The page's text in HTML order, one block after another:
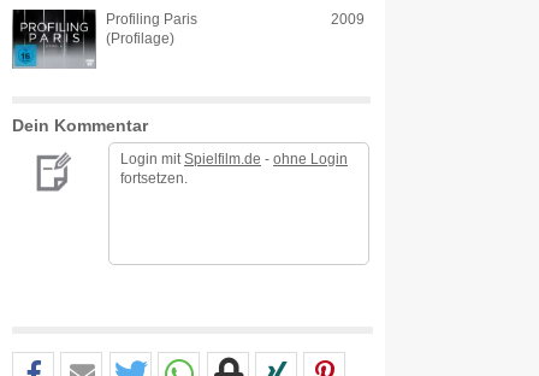
Profiling Paris
(Profilage)
2009
Dein Kommentar
Login mit Spielfilm.de - ohne Login
fortsetzen.